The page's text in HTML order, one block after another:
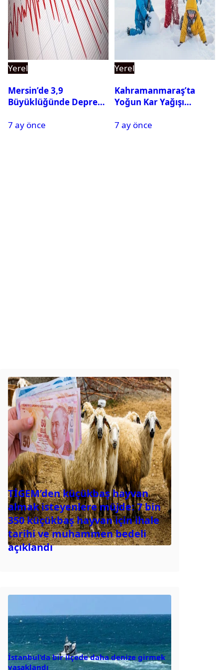
Yerel
Mersin’de 3,9
Büyüklüğünde Deprem
7 ay önce
Yerel
Kahramanmaraş’ta
Yoğun Kar Yağışı
Tatil
7 ay önce
TİGEM’den küçükbaş hayvan
almak isteyenlere müjde: 7 bin
350 küçükbaş hayvan için ihale
tarihi ve muhammen bedeli
açıklandı
İstanbul’da bir ilçede daha denize girmek
yasaklandı